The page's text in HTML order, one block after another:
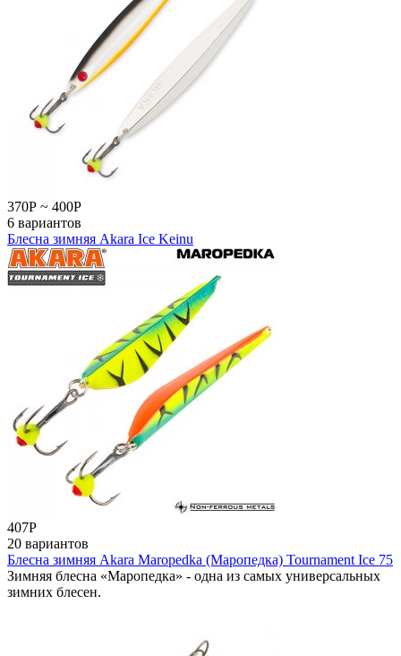
370Р ~ 400Р
6 вариантов
Блесна зимняя Akara Ice Keinu
407Р
20 вариантов
Блесна зимняя Akara Maropedka (Маропедка) Tournament Ice 75
Зимняя блесна «Маропедка» - одна из самых универсальных
зимних блесен.